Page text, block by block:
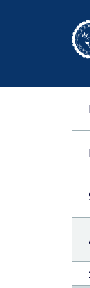
Till innehåll på